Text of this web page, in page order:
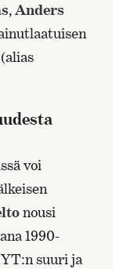
,Anders
(alias
voi
nousi
1990-
suuri ja